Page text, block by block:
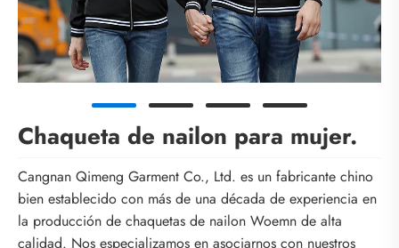
Chaqueta de nailon para mujer.
Cangnan Qimeng Garment Co., Ltd. es un fabricante chino
bien establecido con más de una década de experiencia en
la producción de chaquetas de nailon Woemn de alta
calidad. Nos especializamos en asociarnos con nuestros